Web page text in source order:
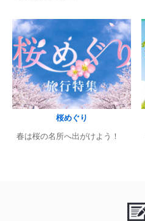
桜めぐり
春は桜の名所へ出がけよう！